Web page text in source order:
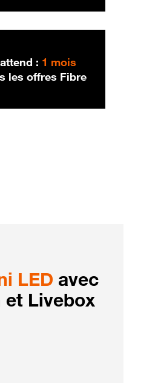
: 1 mois
les offres Fibre
LED avec
et Livebox